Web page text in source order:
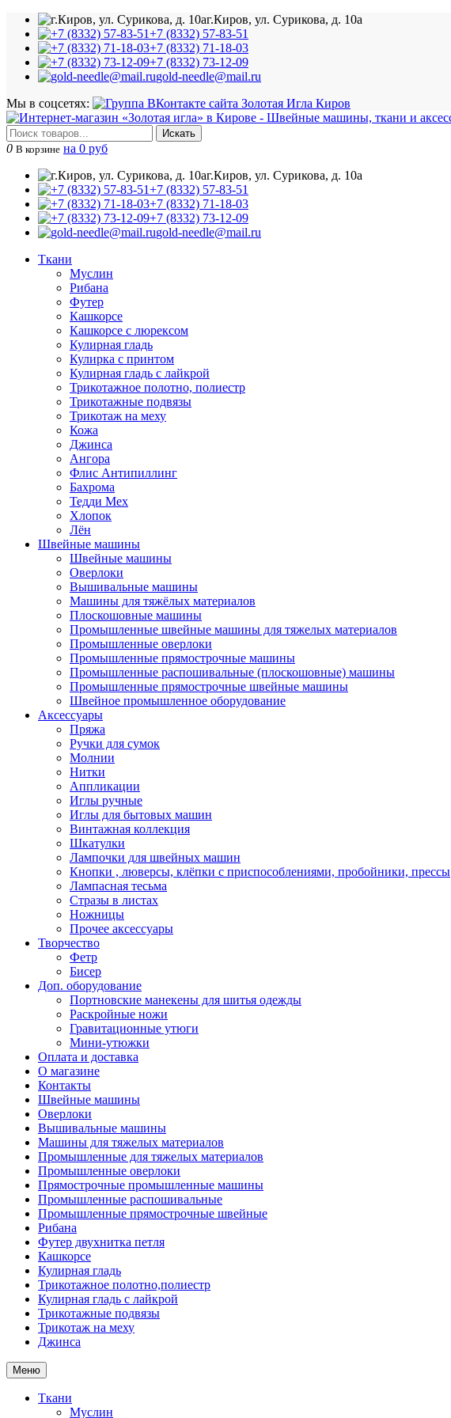
г.Киров, ул. Сурикова, д. 10а
+7 (8332) 57-83-51
+7 (8332) 71-18-03
+7 (8332) 73-12-09
gold-needle@mail.ru
Мы в соцсетях:
Искать
0 В корзине на 0 руб
г.Киров, ул. Сурикова, д. 10а
+7 (8332) 57-83-51
+7 (8332) 71-18-03
+7 (8332) 73-12-09
gold-needle@mail.ru
Ткани
Муслин
Рибана
Футер
Кашкорсе
Кашкорсе с люрексом
Кулирная гладь
Кулирка с принтом
Кулирная гладь с лайкрой
Трикотажное полотно, полиестр
Трикотажные подвязы
Трикотаж на меху
Кожа
Джинса
Ангора
Флис Антипиллинг
Бахрома
Тедди Мех
Хлопок
Лён
Швейные машины
Швейные машины
Оверлоки
Вышивальные машины
Машины для тяжёлых материалов
Плоскошовные машины
Промышленные швейные машины для тяжелых материалов
Промышленные оверлоки
Промышленные прямострочные машины
Промышленные распошивальные (плоскошовные) машины
Промышленные прямострочные швейные машины
Швейное промышленное оборудование
Аксессуары
Пряжа
Ручки для сумок
Молнии
Нитки
Аппликации
Иглы ручные
Иглы для бытовых машин
Винтажная коллекция
Шкатулки
Лампочки для швейных машин
Кнопки , люверсы, клёпки с приспособлениями, пробойники, прессы
Лампасная тесьма
Стразы в листах
Ножницы
Прочее аксессуары
Творчество
Фетр
Бисер
Доп. оборудование
Портновские манекены для шитья одежды
Раскройные ножи
Гравитационные утюги
Мини-утюжки
Оплата и доставка
О магазине
Контакты
Швейные машины
Оверлоки
Вышивальные машины
Машины для тяжелых материалов
Промышленные для тяжелых материалов
Промышленные оверлоки
Прямострочные промышленные машины
Промышленные распошивальные
Промышленные прямострочные швейные
Рибана
Футер двухнитка петля
Кашкорсе
Кулирная гладь
Трикотажное полотно,полиестр
Кулирная гладь с лайкрой
Трикотажные подвязы
Трикотаж на меху
Джинса
Меню
Ткани
Муслин